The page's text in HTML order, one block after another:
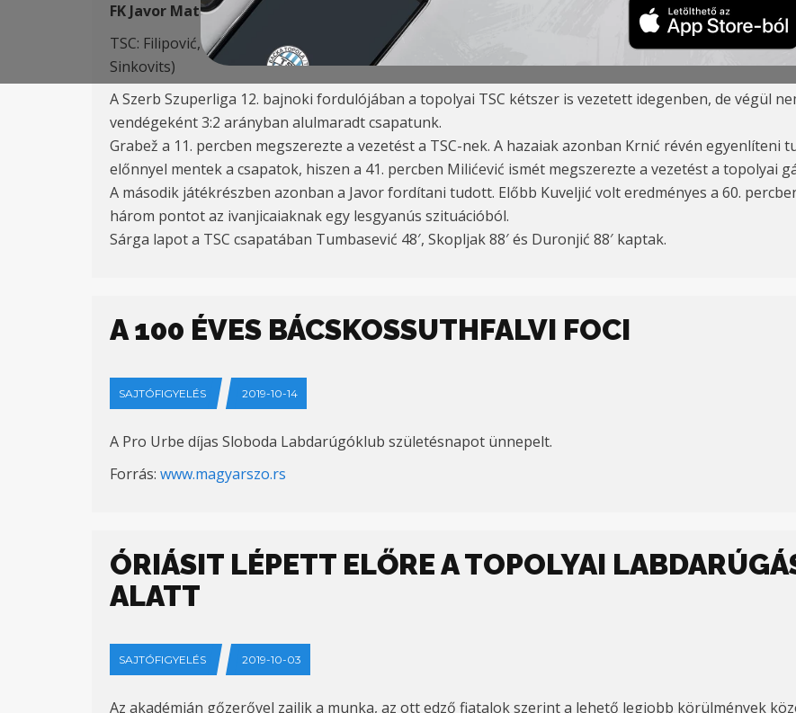
FK Javor Matis (Ivanjica) – FK TSC (Topolya) 3:2
TSC: Filipović, Skopljak, Antonić, Varga, Ponjević, Grabež (71′ Duronjić), Tumbasević, Tomanović (K),
Sinkovits)
A Szerb Szuperliga 12. bajnoki fordulójában a topolyai TSC kétszer is vezetett idegenben, de végül
vendégeként 3:2 arányban alulmaradt csapatunk.
Grabež a 11. percben megszerezte a vezetést a TSC-nek. A hazaiak azonban Krnić révén egyenlíteni
előnnyel mentek a csapatok, hiszen a 41. percben Milićević ismét megszerezte a vezetést a topolyai
A második játékrészben azonban a Javor fordítani tudott. Előbb Kuveljić volt eredményes a 60.
három pontot az ivanjicaiaknak egy lesgyanús szituációból.
Sárga lapot a TSC csapatában Tumbasević 48′, Skopljak 88′ és Duronjić 88′ kaptak.
A 100 ÉVES BÁCSKOSSUTHFALVI FOCI
SAJTÓFIGYELÉS 2019-10-14
A Pro Urbe díjas Sloboda Labdarúgóklub születésnapot ünnepelt.
Forrás: www.magyarszo.rs
ÓRIÁSIT LÉPETT ELŐRE A TOPOLYAI
ALATT
SAJTÓFIGYELÉS 2019-10-03
Az akadémián gőzerővel zajlik a munka, az ott edző fiatalok szerint a lehető legjobb körülmények